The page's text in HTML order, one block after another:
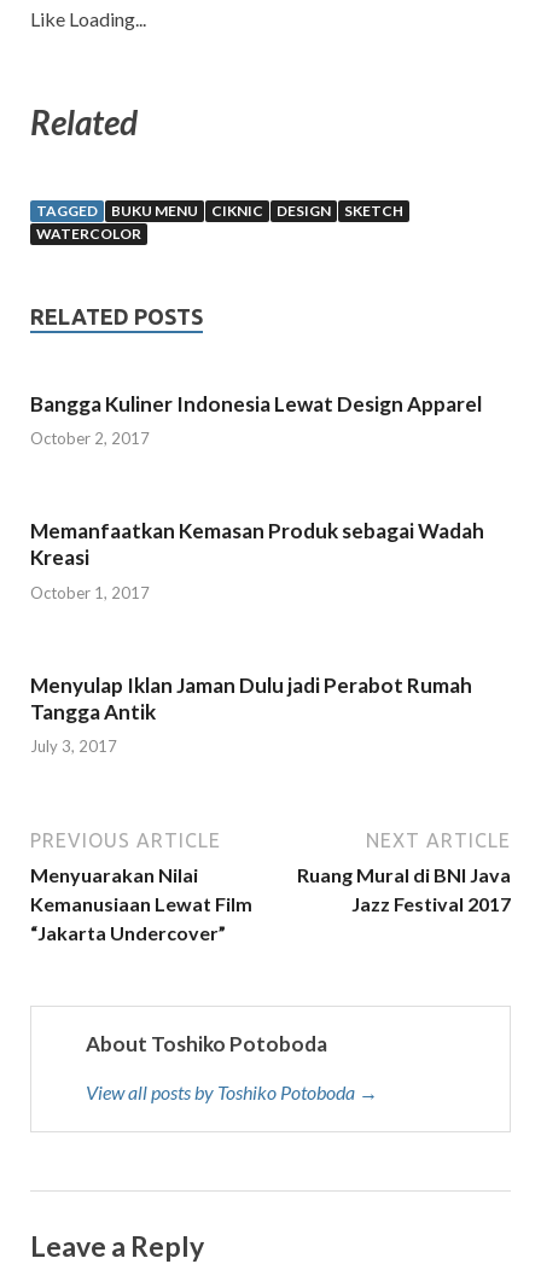
Like Loading...
Related
TAGGED BUKU MENU CIKNIC DESIGN
SKETCH
WATERCOLOR
RELATED POSTS
Bangga Kuliner Indonesia Lewat Design Apparel
October 2, 2017
Memanfaatkan Kemasan Produk sebagai Wadah
Kreasi
October 1, 2017
Menyulap Iklan Jaman Dulu jadi Perabot Rumah
Tangga Antik
July 3, 2017
PREVIOUS ARTICLE
Menyuarakan Nilai
Kemanusiaan Lewat Film
“Jakarta Undercover”
NEXT ARTICLE
Ruang Mural di BNI Java
Jazz Festival 2017
About Toshiko Potoboda
View all posts by Toshiko Potoboda →
Leave a Reply